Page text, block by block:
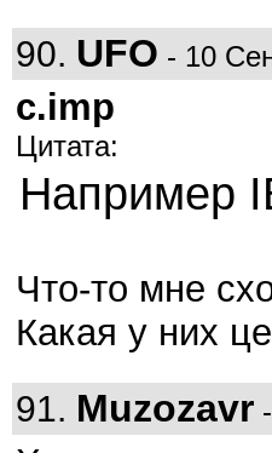
90. UFO - 10
c.imp
Цитата:
Например
Что-то мне
Какая у них
91. Muzozavr